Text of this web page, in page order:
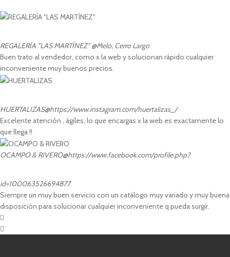
REGALERÍA "LAS MARTÍNEZ"@Melo, Cerro Largo
Buen trato al vendedor, como x la web y solucionan rápido cualquier
inconveniente muy buenos precios.
HUERTALIZAS@https://www.instagram.com/huertalizas_/
Excelente atención , ágiles, lo que encargas x la web es exactamente lo
que llega !!
OCAMPO & RIVERO@https://www.facebook.com/profile.php?
id=100063526694877
Siempre un muy buen servicio con un catálogo muy variado y muy buena
disposición para solucionar cualquier inconveniente q pueda surgir.